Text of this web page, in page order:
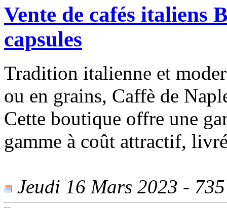
Vente de cafés italiens
capsules
Tradition italienne et
ou en grains, Caffè de
Cette boutique offre une
gamme à coût attractif,
Jeudi 16 Mars 2023 -